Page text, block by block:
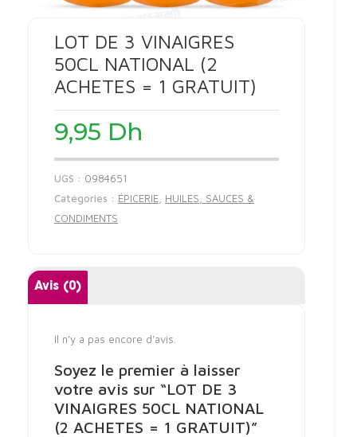
LOT DE 3 VINAIGRES
50CL NATIONAL (2
ACHETES = 1 GRATUIT)
9,95 Dh
UGS : 0984651
Catégories : ÉPICERIE HUILES, SAUCES &
CONDIMENTS
Avis (0)
Il n’y a pas encore d’avis.
Soyez le premier à laisser
votre avis sur “LOT DE 3
VINAIGRES 50CL NATIONAL
(2 ACHETES = 1 GRATUIT)”